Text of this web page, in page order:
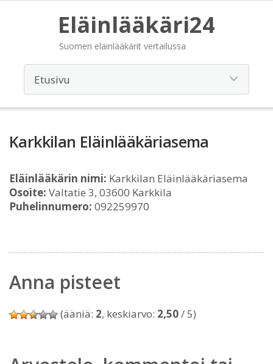
Eläinlääkäri24
Suomen eläinlääkärit vertailussa
Karkkilan Eläinlääkäriasema
Eläinlääkärin nimi: Karkkilan Eläinlääkäriasema
Osoite: Valtatie 3, 03600 Karkkila
Puhelinnumero: 092259970
Anna pisteet
(ääniä: 2, keskiarvo: 2,50/ 5)